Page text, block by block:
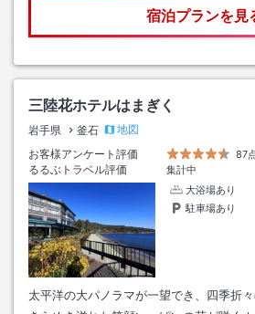
宿泊プランを見
三陸花ホテルはまぎく
岩手県 釜石
地図
お客様アンケート評価
87
るるぶトラベル評価
集計中
大浴場あり
駐車場あり
太平洋の大パノラマが一望でき、四季折々